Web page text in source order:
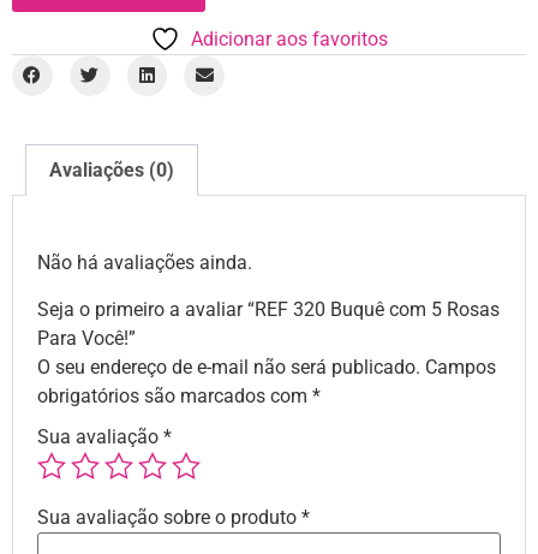
Adicionar aos favoritos
Avaliações (0)
Não há avaliações ainda.
Seja o primeiro a avaliar “REF 320 Buquê com 5 Rosas
Para Você!”
O seu endereço de e-mail não será publicado. Campos
obrigatórios são marcados com *
Sua avaliação *
Sua avaliação sobre o produto *